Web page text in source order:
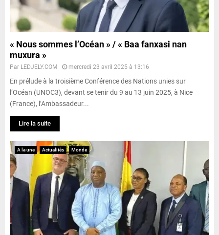
« Nous sommes l’Océan » / « Baa fanxasi nan
muxura »
Par LEDJELY.COM mercredi 23 avril 2025 à 13:16
En prélude à la troisième Conférence des Nations unies sur
l’Océan (UNOC3), devant se tenir du 9 au 13 juin 2025, à Nice
(France), l’Ambassadeur...
Lire la suite
A la une Actualités Monde